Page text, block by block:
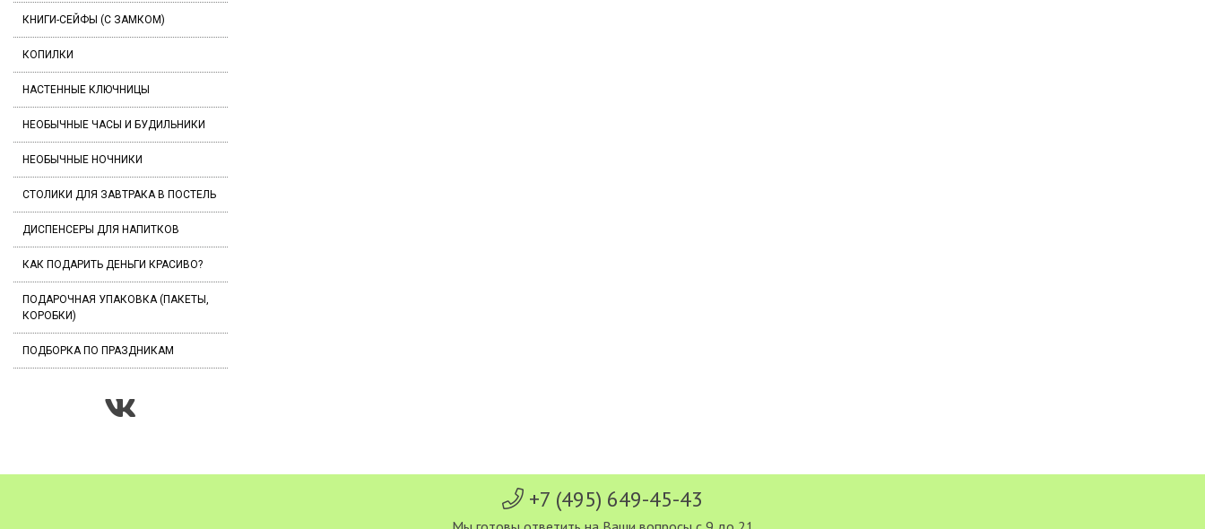
КНИГИ-СЕЙФЫ (С ЗАМКОМ)
КОПИЛКИ
НАСТЕННЫЕ КЛЮЧНИЦЫ
НЕОБЫЧНЫЕ ЧАСЫ И БУДИЛЬНИКИ
НЕОБЫЧНЫЕ НОЧНИКИ
СТОЛИКИ ДЛЯ ЗАВТРАКА В ПОСТЕЛЬ
ДИСПЕНСЕРЫ ДЛЯ НАПИТКОВ
КАК ПОДАРИТЬ ДЕНЬГИ КРАСИВО?
ПОДАРОЧНАЯ УПАКОВКА (ПАКЕТЫ,
КОРОБКИ)
ПОДБОРКА ПО ПРАЗДНИКАМ
+7 (495) 649-45-43